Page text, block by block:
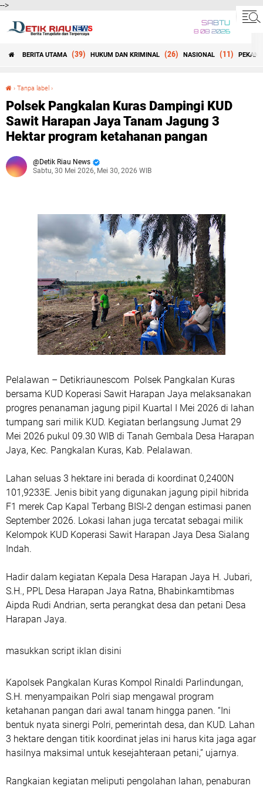
-->
SABTU
8 08 2026
BERITA UTAMA (39) HUKUM DAN KRIMINAL (26) NASIONAL (11)
› Tanpa label ›
Polsek Pangkalan Kuras Dampingi KUD
Sawit Harapan Jaya Tanam Jagung 3
Hektar program ketahanan pangan
Detik Riau News
Sabtu, 30 Mei 2026, Mei 30, 2026 WIB
Pelalawan – Detikriaunescom Polsek Pangkalan Kuras
bersama KUD Koperasi Sawit Harapan Jaya melaksanakan
progres penanaman jagung pipil Kuartal I Mei 2026 di lahan
tumpang sari milik KUD. Kegiatan berlangsung Jumat 29
Mei 2026 pukul 09.30 WIB di Tanah Gembala Desa Harapan
Jaya, Kec. Pangkalan Kuras, Kab. Pelalawan.
Lahan seluas 3 hektare ini berada di koordinat 0,2400N
101,9233E. Jenis bibit yang digunakan jagung pipil hibrida
F1 merek Cap Kapal Terbang BISI-2 dengan estimasi panen
September 2026. Lokasi lahan juga tercatat sebagai milik
Kelompok KUD Koperasi Sawit Harapan Jaya Desa Sialang
Indah.
Hadir dalam kegiatan Kepala Desa Harapan Jaya H. Jubari,
S.H., PPL Desa Harapan Jaya Ratna, Bhabinkamtibmas
Aipda Rudi Andrian, serta perangkat desa dan petani Desa
Harapan Jaya.
masukkan script iklan disini
Kapolsek Pangkalan Kuras Kompol Rinaldi Parlindungan,
S.H. menyampaikan Polri siap mengawal program
ketahanan pangan dari awal tanam hingga panen. “Ini
bentuk nyata sinergi Polri, pemerintah desa, dan KUD. Lahan
3 hektare dengan titik koordinat jelas ini harus kita jaga agar
hasilnya maksimal untuk kesejahteraan petani,” ujarnya.
Rangkaian kegiatan meliputi pengolahan lahan, penaburan